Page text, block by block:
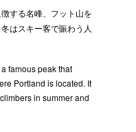
する名峰、フット山を
はスキー客で賑わう人
famous peak that
Portland is located. It
in summer and